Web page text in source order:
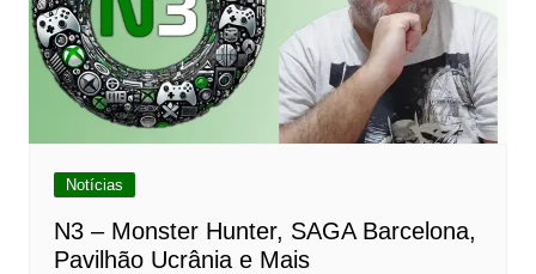
Notícias
N3 – Monster Hunter, SAGA Barcelona,
Pavilhão Ucrânia e Mais